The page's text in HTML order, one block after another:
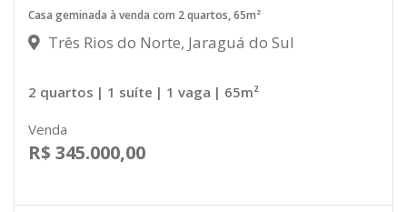
Casa geminada à venda com 2 quartos, 65m²
Três Rios do Norte, Jaraguá do Sul
2 quartos | 1 suíte | 1 vaga | 65m²
Venda
R$ 345.000,00